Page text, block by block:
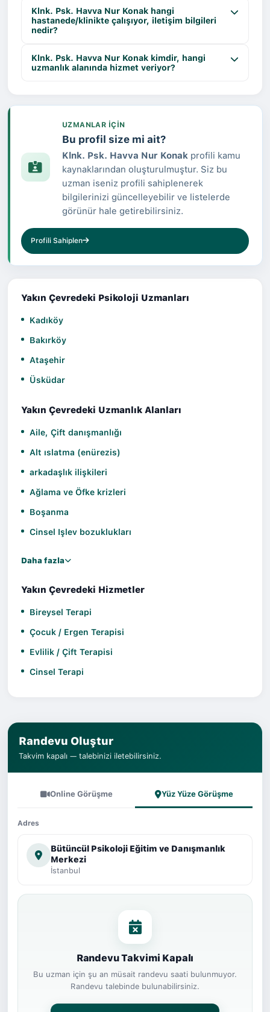
Klnk. Psk. Havva Nur Konak hangi
hastanede/klinikte çalışıyor, iletişim bilgileri
nedir?
Klnk. Psk. Havva Nur Konak kimdir, hangi
uzmanlık alanında hizmet veriyor?
UZMANLAR IÇIN
Bu profil size mi ait?
Klnk. Psk. Havva Nur Konak profili kamu
kaynaklarından oluşturulmuştur. Siz bu
uzman iseniz profili sahiplenerek
bilgilerinizi güncelleyebilir ve listelerde
görünür hale getirebilirsiniz.
Profili Sahiplen
Yakın Çevredeki Psikoloji Uzmanları
Kadıköy
Bakırköy
Ataşehir
Üsküdar
Yakın Çevredeki Uzmanlık Alanları
Aile, Çift danışmanlığı
Alt ıslatma (enürezis)
arkadaşlık ilişkileri
Ağlama ve Öfke krizleri
Boşanma
Cinsel Işlev bozuklukları
Daha fazla
Yakın Çevredeki Hizmetler
Bireysel Terapi
Çocuk / Ergen Terapisi
Evlilik / Çift Terapisi
Cinsel Terapi
Randevu Oluştur
Takvim kapalı — talebinizi iletebilirsiniz.
Online Görüşme Yüz Yüze Görüşme
Adres
Bütüncül Psikoloji Eğitim ve Danışmanlık
Merkezi
İstanbul
Randevu Takvimi Kapalı
Bu uzman için şu an müsait randevu saati bulunmuyor.
Randevu talebinde bulunabilirsiniz.